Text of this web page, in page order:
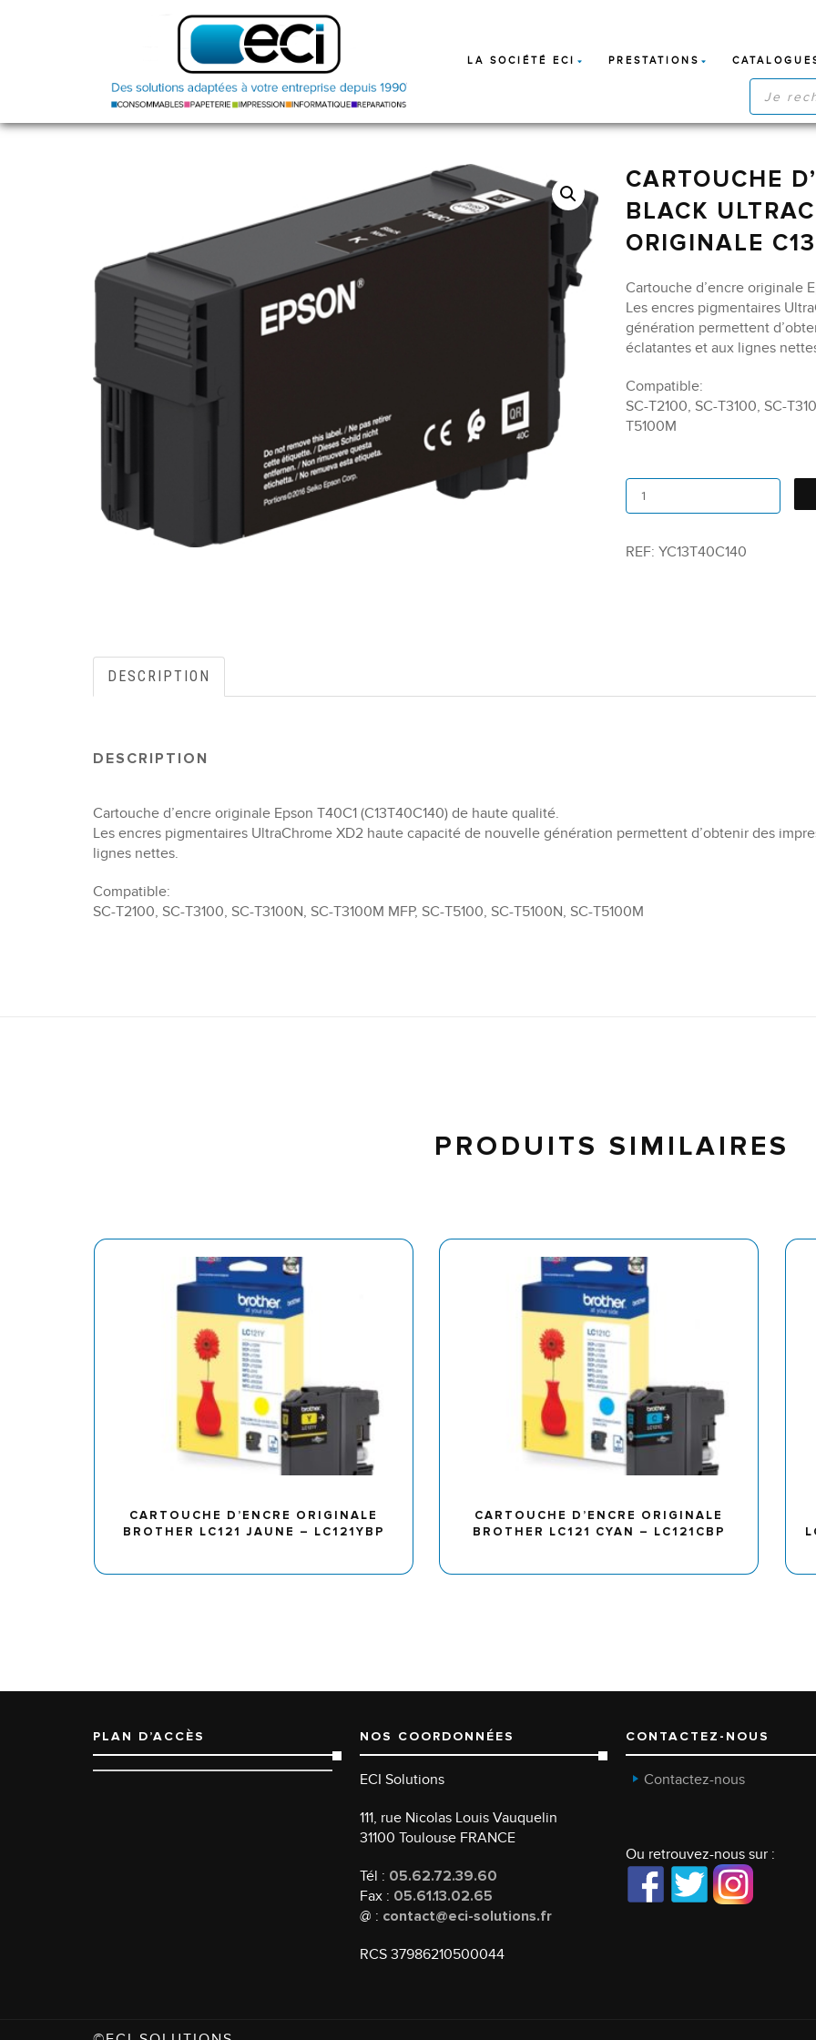
LA SOCIÉTÉ ECI PRESTATIONS
DE
CARTOUCHE
BLACK
ORIGINALE
Cartouche d’encre originale
Les encres pigmentaires
génération permettent
éclatantes et aux lignes
Compatible:
SC-T2100, SC-T3100, SC-
T5100M
REF: YC13T40C140
DESCRIPTION
DESCRIPTION
Cartouche d’encre originale Epson T40C1 (C13T40C140) de haute qualité.
Les encres pigmentaires UltraChrome XD2 haute capacité de nouvelle génération permettent d’obtenir des
lignes nettes.
Compatible:
SC-T2100, SC-T3100, SC-T3100N, SC-T3100M MFP, SC-T5100, SC-T5100N, SC-T5100M
PRODUITS SIMILAIRES
CARTOUCHE D’ENCRE ORIGINALE
BROTHER LC121 JAUNE – LC121YBP
CARTOUCHE D’ENCRE ORIGINALE
BROTHER LC121 CYAN – LC121CBP
PLAN D’ACCÈS NOS COORDONNÉES
ECI Solutions
111, rue Nicolas Louis Vauquelin
31100 Toulouse FRANCE
Tél : 05.62.72.39.60
Fax : 05.61.13.02.65
@ : contact@eci-solutions.fr
RCS 37986210500044
CONTACTEZ-NOUS
Contactez-nous
Ou retrouvez-nous sur :